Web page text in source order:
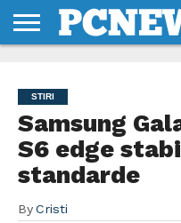
NOI
SI
CONDITII
STIRI
Samsung
S6 edge
standarde
By Cristi